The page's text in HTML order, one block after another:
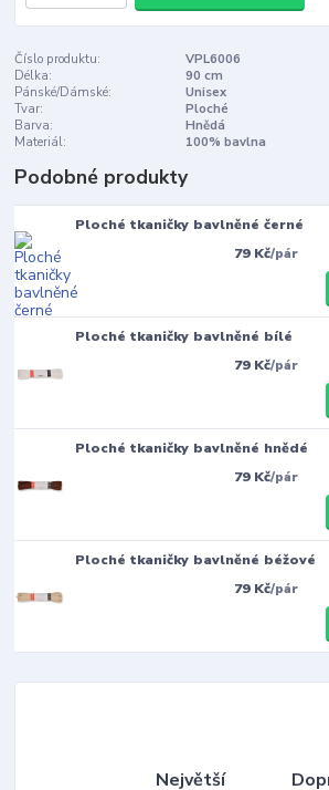
Číslo produktu:
VPL6006
Délka:
90 cm
Pánské/Dámské:
Unisex
Tvar:
Ploché
Barva:
Hnědá
Materiál:
100% bavlna
Podobné produkty
Ploché tkaničky bavlněné černé
79 Kč/pár
Ploché tkaničky bavlněné bílé
79 Kč/pár
Ploché tkaničky bavlněné hnědé
79 Kč/pár
Ploché tkaničky bavlněné béžové
79 Kč/pár
Největší